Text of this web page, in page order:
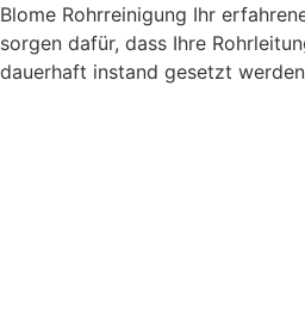
Blome Rohrreinigung Ihr
sorgen dafür, dass Ihre
dauerhaft instand gesetzt